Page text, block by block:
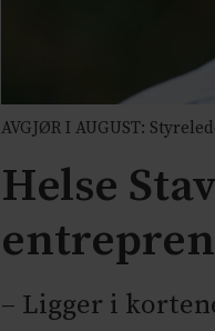
AVGJØR I AUGUST:
Helse
– Ligger i